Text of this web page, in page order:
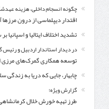
چگونه انسجام داخلی، هزینه
اقتدار دیپلماسی از درون
تشدید اختلاف ایتالیا و
در دیدار استاندار اردبیل و
توسعه همکاری گمرک‌های مرزی
چابهار، جایی که دریا به زندگی
گزارش ویژه؛
طرز تهیه خورش خلال